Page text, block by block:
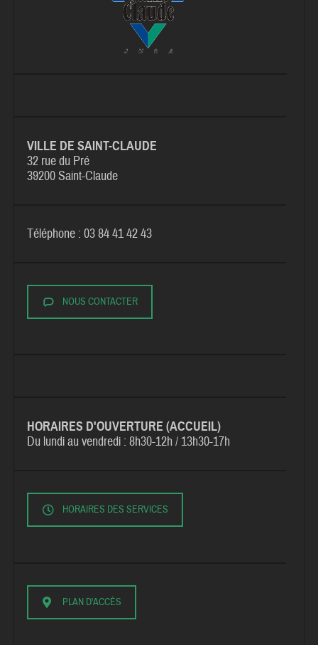
VILLE DE SAINT-CLAUDE
32 rue du Pré
39200 Saint-Claude
Téléphone : 03 84 41 42 43
NOUS CONTACTER
HORAIRES D'OUVERTURE (ACCUEIL)
Du lundi au vendredi :8h30-12h / 13h30-17h
HORAIRES DES SERVICES
PLAN D'ACCÈS